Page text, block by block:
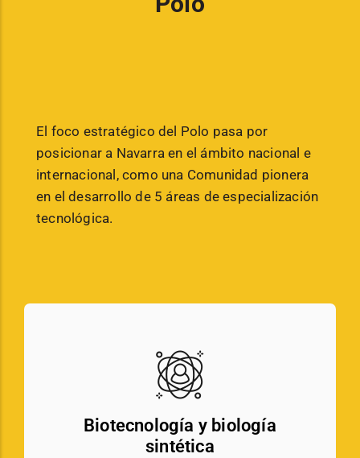
El foco estratégico del Polo pasa por
posicionar a Navarra en el ámbito nacional e
internacional, como una Comunidad pionera
en el desarrollo de 5 áreas de especialización
tecnológica.
Biotecnología y biología
sintética